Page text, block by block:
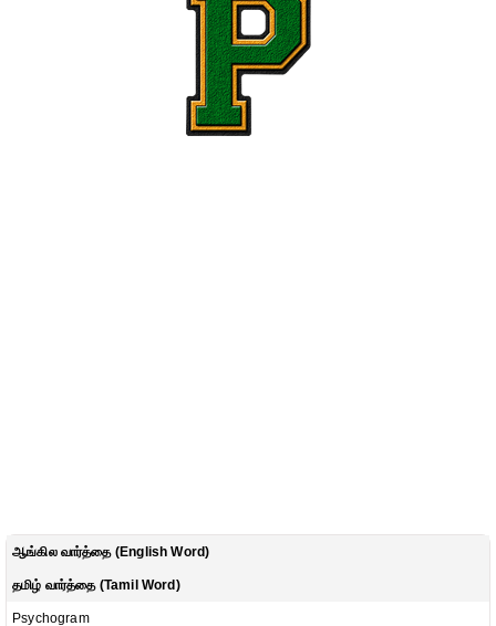
ஆங்கில வார்த்தை (English Word)
தமிழ் வார்த்தை (Tamil Word)
Psychogram